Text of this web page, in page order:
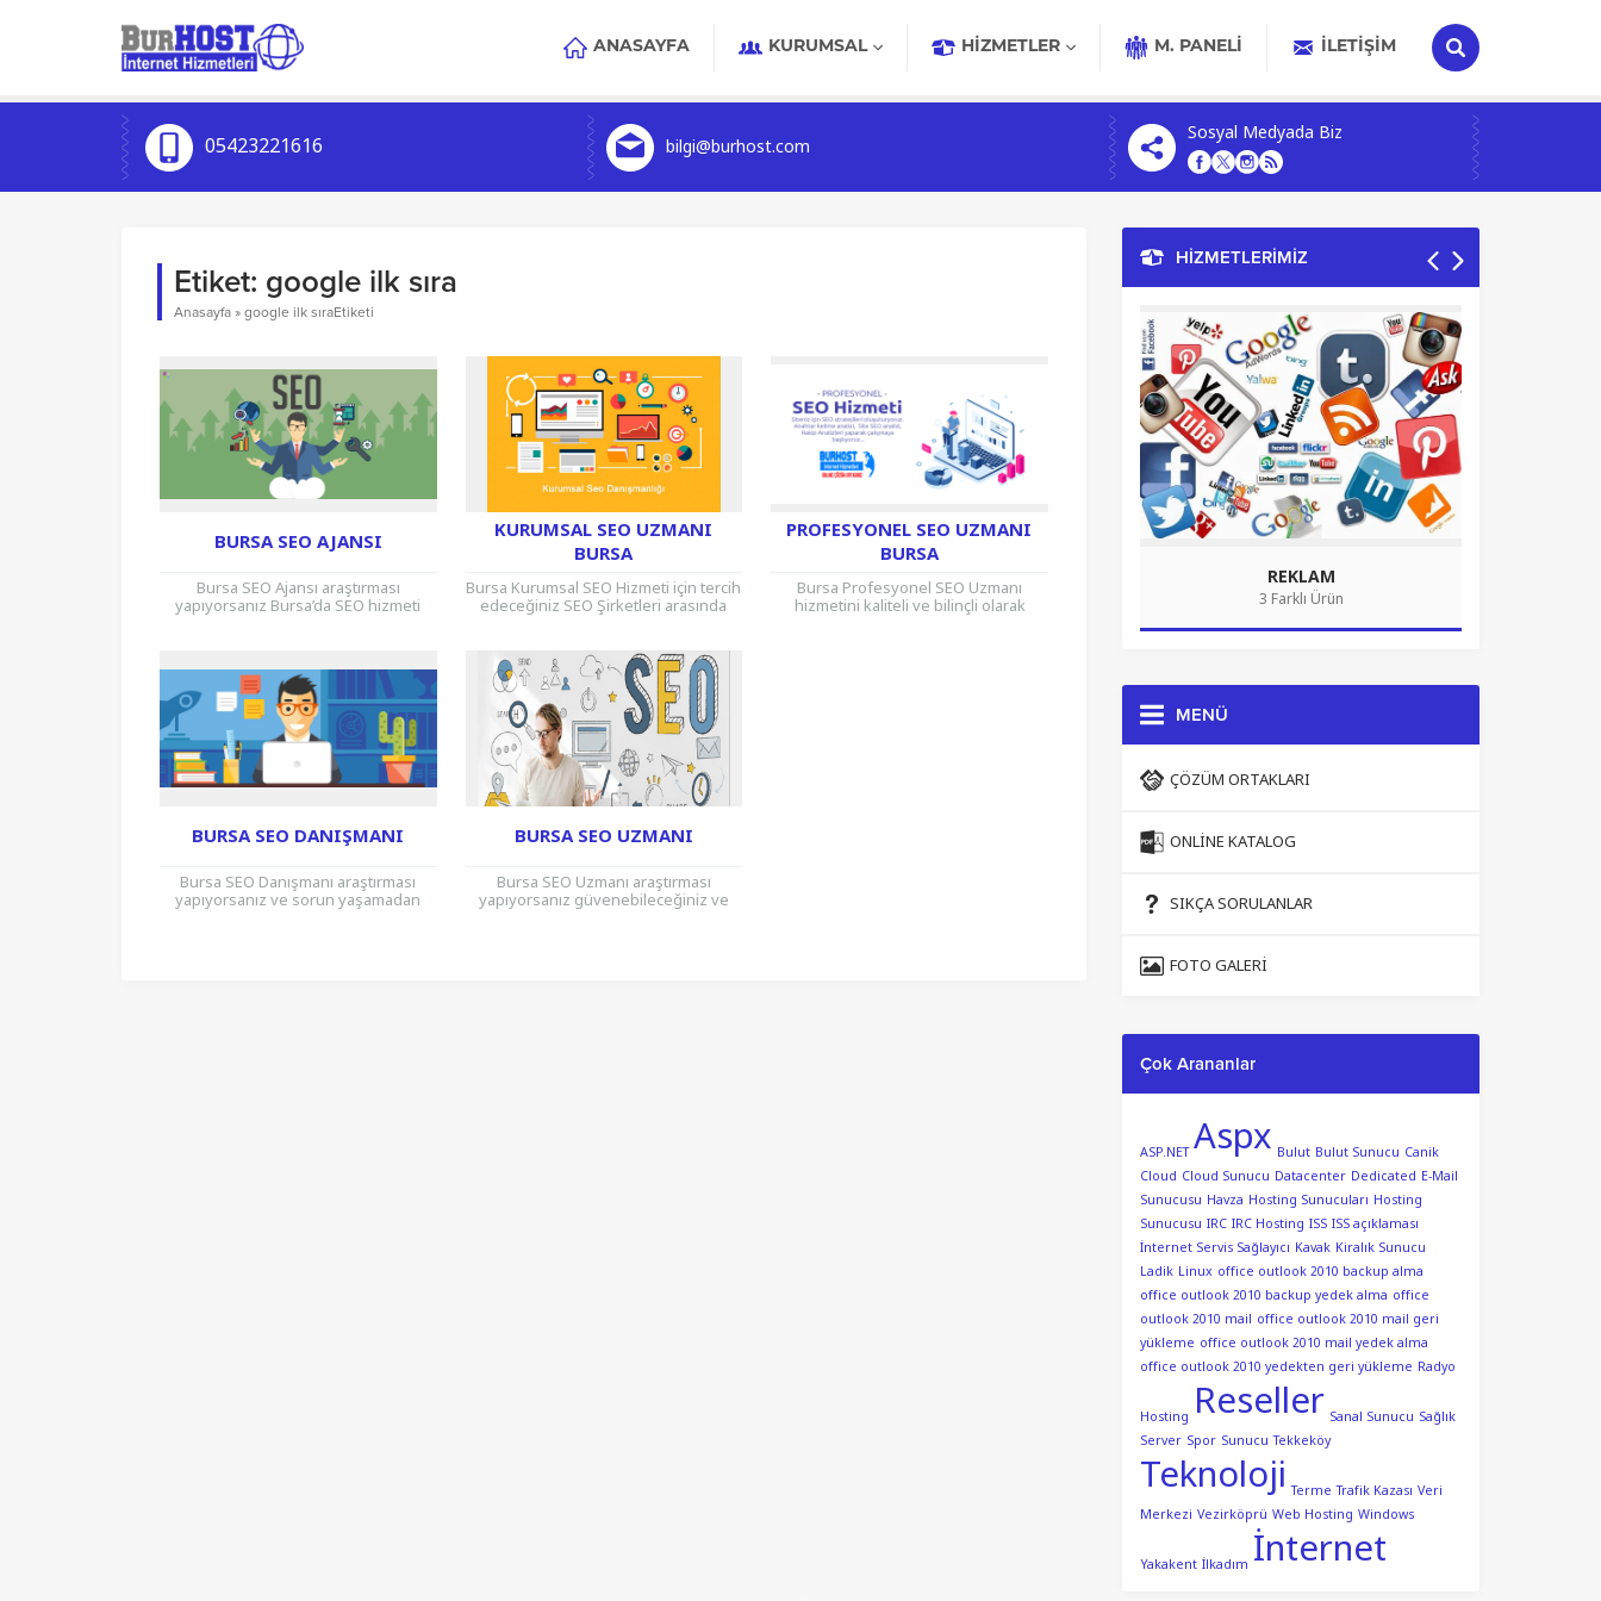
ANASAYFA KURUMSAL HIZMETLER M. PANELİ İLETIŞIM
05423221616 bilgi@burhost.com
Sosyal Medyada Biz
Etiket: google ilk sıra
Anasayfa » google ilk sıraEtiketi
BURSA SEO AJANSI
Bursa SEO Ajansı araştırması
yapıyorsanız Bursa’da SEO hizmeti
KURUMSAL SEO UZMANI
BURSA
Bursa Kurumsal SEO Hizmeti için tercih
edeceğiniz SEO Şirketleri arasında
Danışmanlığı...
PROFESYONEL SEO UZMANI
BURSA
Bursa Profesyonel SEO Uzmanı
hizmetini kaliteli ve bilinçli olarak
BURSA SEO DANIŞMANI
Bursa SEO Danışmanı araştırması
yapıyorsanız ve sorun yaşamadan
BURSA SEO UZMANI
Bursa SEO Uzmanı araştırması
yapıyorsanız güvenebileceğiniz ve
HİZMETLERİMİZ
REKLAM
3 Farklı Ürün
MENÜ
ÇÖZÜM ORTAKLARI
ONLINE KATALOG
SIKÇA SORULANLAR
FOTO GALERI
Çok Arananlar
ASP.NET Aspx Bulut Bulut Sunucu Canik
Cloud Cloud Sunucu Datacenter Dedicated E-Mail
Sunucusu Havza Hosting Sunucuları Hosting
Sunucusu IRC IRC Hosting ISS ISS açıklaması
İnternet Servis Sağlayıcı Kavak Kiralık Sunucu
Ladik Linux office outlook 2010 backup alma
office outlook 2010 backup yedek alma office
outlook 2010 mail office outlook 2010 mail geri
yükleme office outlook 2010 mail yedek alma
office outlook 2010 yedekten geri yükleme Radyo
Hosting Reseller Sanal Sunucu Sağlık
Server Spor Sunucu Tekkeköy
Teknoloji Terme Trafik Kazası Veri
Merkezi Vezirköprü Web Hosting Windows
Yakakent İlkadım İnternet